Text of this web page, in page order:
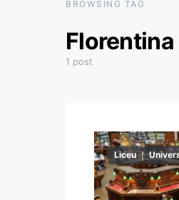
BROWSING TAG
1 post
Liceu